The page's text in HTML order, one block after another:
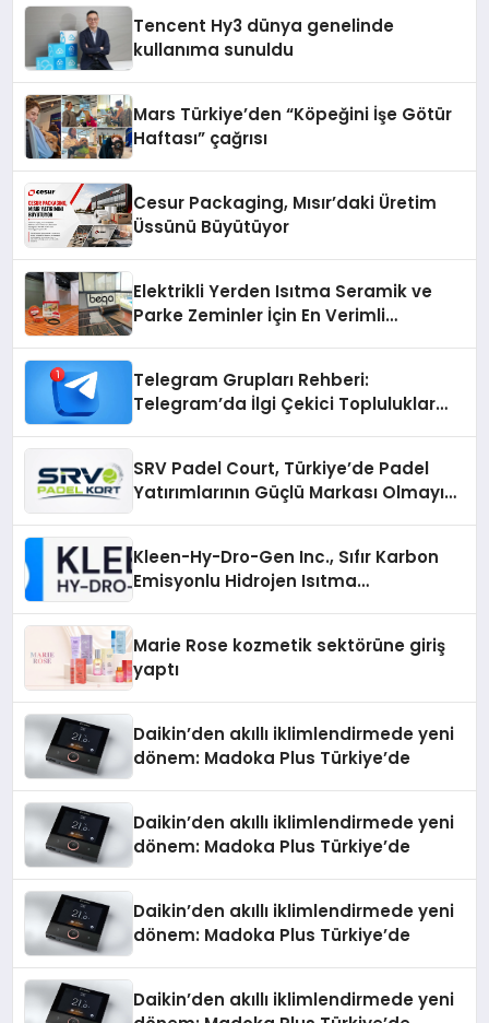
Tencent Hy3 dünya genelinde
kullanıma sunuldu
Mars Türkiye’den “Köpeğini İşe Götür
Haftası” çağrısı
Cesur Packaging, Mısır’daki Üretim
Üssünü Büyütüyor
Elektrikli Yerden Isıtma Seramik ve
Parke Zeminler İçin En Verimli
Telegram Grupları Rehberi:
Telegram’da İlgi Çekici Topluluklar
SRV Padel Court, Türkiye’de Padel
Yatırımlarının Güçlü Markası Olmayı
Kleen-Hy-Dro-Gen Inc., Sıfır Karbon
Emisyonlu Hidrojen Isıtma
Marie Rose kozmetik sektörüne giriş
yaptı
Daikin’den akıllı iklimlendirmede yeni
dönem: Madoka Plus Türkiye’de
Daikin’den akıllı iklimlendirmede yeni
dönem: Madoka Plus Türkiye’de
Daikin’den akıllı iklimlendirmede yeni
dönem: Madoka Plus Türkiye’de
Daikin’den akıllı iklimlendirmede yeni